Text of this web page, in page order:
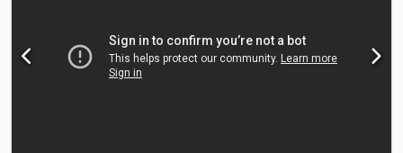
condicionado, ar condicionado de estacionamento, controlo
de tração, controlo de velocidade de cruzeiro, espelho
retrovisor elétrico, fecho centralizado, regulação eléctrica dos